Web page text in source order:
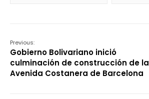
Previous:
Gobierno Bolivariano inició
culminación de construcción de la
Avenida Costanera de Barcelona